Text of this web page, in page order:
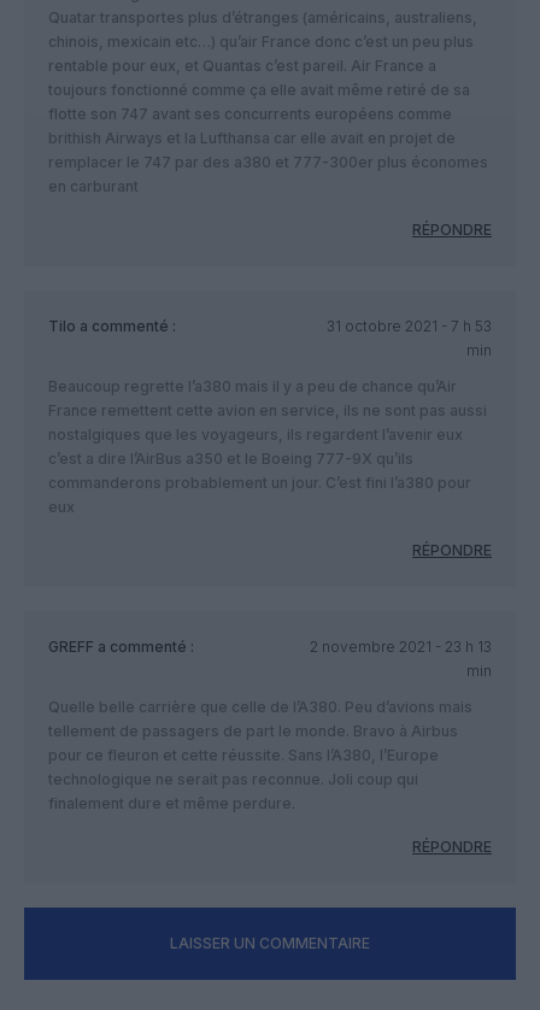
Quatar transportes plus d’étranges (américains, australiens,
chinois, mexicain etc…) qu’air France donc c’est un peu plus
rentable pour eux, et Quantas c’est pareil. Air France a
toujours fonctionné comme ça elle avait même retiré de sa
flotte son 747 avant ses concurrents européens comme
brithish Airways et la Lufthansa car elle avait en projet de
remplacer le 747 par des a380 et 777-300er plus économes
en carburant
RÉPONDRE
Tilo a commenté :
31 octobre 2021 - 7 h 53
min
Beaucoup regrette l’a380 mais il y a peu de chance qu’Air
France remettent cette avion en service, ils ne sont pas aussi
nostalgiques que les voyageurs, ils regardent l’avenir eux
c’est a dire l’AirBus a350 et le Boeing 777-9X qu’ils
commanderons probablement un jour. C’est fini l’a380 pour
eux
RÉPONDRE
GREFF a commenté :
2 novembre 2021 - 23 h 13
min
Quelle belle carrière que celle de l’A380. Peu d’avions mais
tellement de passagers de part le monde. Bravo à Airbus
pour ce fleuron et cette réussite. Sans l’A380, l’Europe
technologique ne serait pas reconnue. Joli coup qui
finalement dure et même perdure.
RÉPONDRE
LAISSER UN COMMENTAIRE